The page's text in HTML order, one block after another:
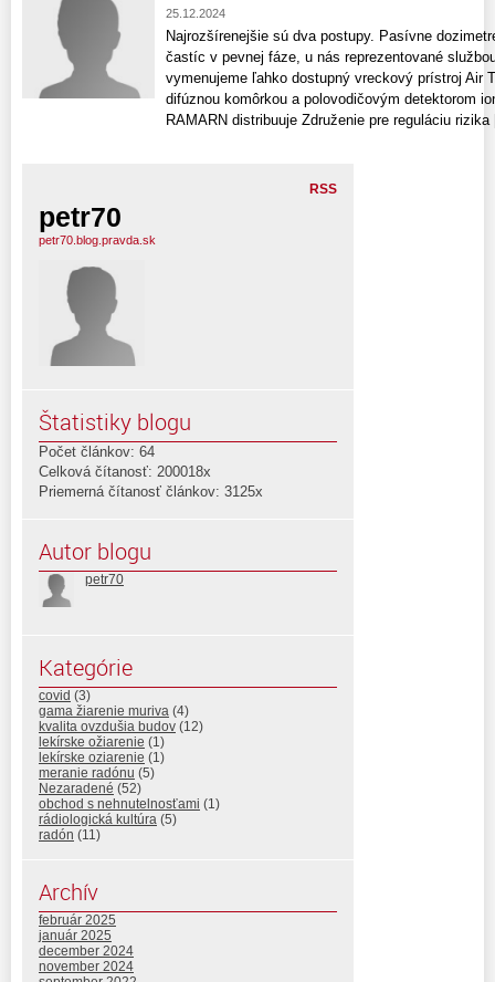
25.12.2024
Najrozšírenejšie sú dva postupy. Pasívne
častíc v pevnej fáze, u nás reprezentované
vymenujeme ľahko dostupný vreckový prístroj Air
difúznou komôrkou a polovodičovým detektorom
RAMARN distribuuje Združenie pre reguláciu rizika
RSS
petr70
petr70.blog.pravda.sk
Štatistiky blogu
Počet článkov: 64
Celková čítanosť: 200018x
Priemerná čítanosť článkov: 3125x
Autor blogu
petr70
Kategórie
covid (3)
gama žiarenie muriva (4)
kvalita ovzdušia budov (12)
lekírske ožiarenie (1)
lekírske oziarenie (1)
meranie radónu (5)
Nezaradené (52)
obchod s nehnutelnosťami (1)
rádiologická kultúra (5)
radón (11)
Archív
február 2025
január 2025
december 2024
november 2024